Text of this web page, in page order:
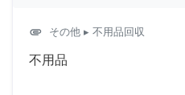
attachment その他 ▸ 不用品回収
不用品